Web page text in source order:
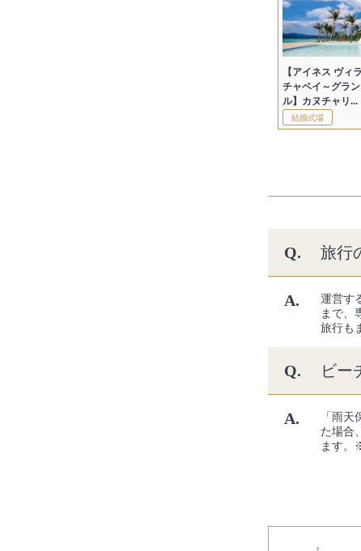
【アイネス ヴィ
チャベイ～グラ
ル】カヌチャリ...
結婚式場
Q. 旅行
A.
運営す
まで、
旅行も
Q. ビー
A.
「雨
た場合
ます。